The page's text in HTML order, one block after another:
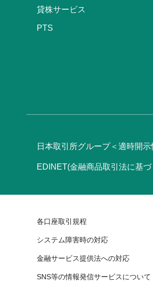
貸株サービス
PTS
日本取引所グループ＜適時開
EDINET(金融商品取引法に基
各口座取引規程
システム障害時の対応
金融サービス提供法への対応
SNS等の情報発信サービスについて